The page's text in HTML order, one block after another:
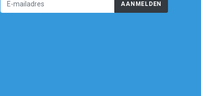
AANMELDEN